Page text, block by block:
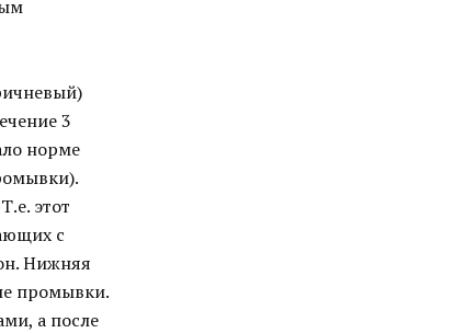
3
норме
этот
с
Нижняя
промывки.
а после